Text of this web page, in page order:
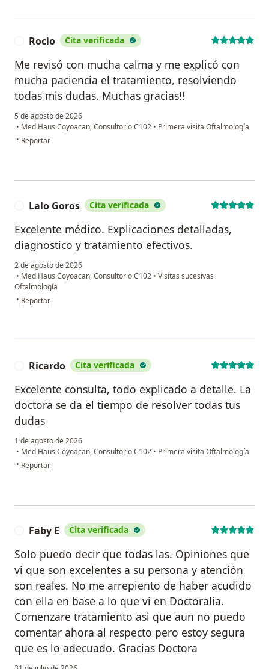
Rocio Cita verificada
Me revisó con mucha calma y me explicó con
mucha paciencia el tratamiento, resolviendo
todas mis dudas. Muchas gracias!!
5 de agosto de 2026
• Med Haus Coyoacan, Consultorio C102 • Primera visita Oftalmología
• en opinión del usuario Rocio
Reportar
Lalo Goros Cita verificada
Excelente médico. Explicaciones detalladas,
diagnostico y tratamiento efectivos.
2 de agosto de 2026
• Med Haus Coyoacan, Consultorio C102 • Visitas sucesivas
Oftalmología
• en opinión del usuario Lalo Goros
Reportar
Ricardo Cita verificada
Excelente consulta, todo explicado a detalle. La
doctora se da el tiempo de resolver todas tus
dudas
1 de agosto de 2026
• Med Haus Coyoacan, Consultorio C102 • Primera visita Oftalmología
• en opinión del usuario Ricardo
Reportar
Faby E Cita verificada
Solo puedo decir que todas las. Opiniones que
vi que son excelentes a su persona y atención
son reales. No me arrepiento de haber acudido
con ella en base a lo que vi en Doctoralia.
Comenzare tratamiento asi que aun no puedo
comentar ahora al respecto pero estoy segura
que es lo adecuado. Gracias Doctora